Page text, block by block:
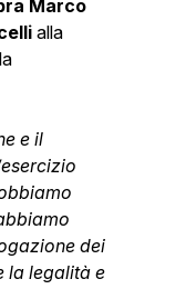
Marco
alla
e il
dei
la legalità e